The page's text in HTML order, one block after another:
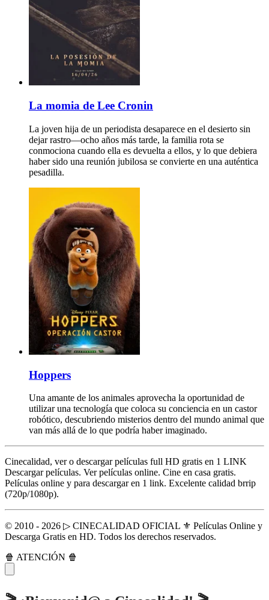
La momia de Lee Cronin
La joven hija de un periodista desaparece en el desierto sin
dejar rastro—ocho años más tarde, la familia rota se
conmociona cuando ella es devuelta a ellos, y lo que debiera
haber sido una reunión jubilosa se convierte en una auténtica
pesadilla.
Hoppers
Una amante de los animales aprovecha la oportunidad de
utilizar una tecnología que coloca su conciencia en un castor
robótico, descubriendo misterios dentro del mundo animal que
van más allá de lo que podría haber imaginado.
Cinecalidad, ver o descargar películas full HD gratis en 1 LINK
Descargar películas. Ver películas online. Cine en casa gratis.
Películas online y para descargar en 1 link. Excelente calidad brrip
(720p/1080p).
© 2010 - 2026 ▷ CINECALIDAD OFICIAL ⚜️ Películas Online y
Descarga Gratis en HD. Todos los derechos reservados.
🍿 ATENCIÓN 🍿